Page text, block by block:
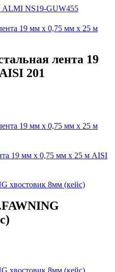
ALMI NS19-GUW455
лента 19
201
19 мм x 0,75 мм x 25 м AISI